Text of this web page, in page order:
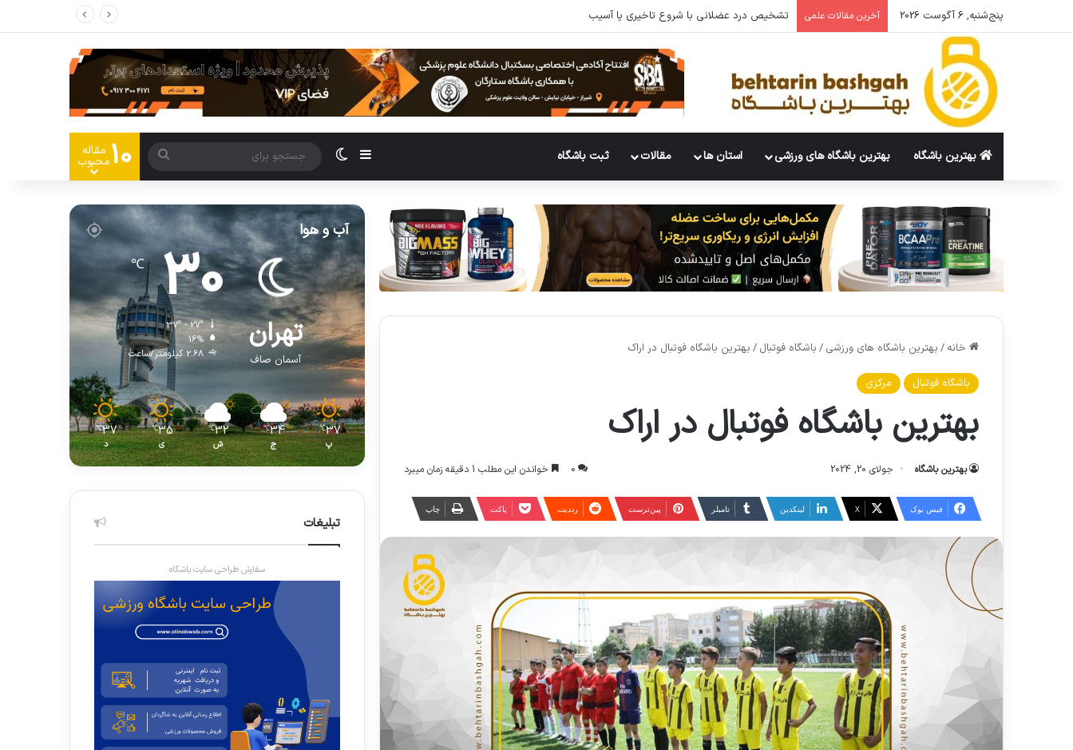
پنج‌شنبه, 6 آگوست 2026 آخرین مقالات علمی چند ست برای عضله سازی باید انجام دهید؟تحقیقات پاسخ میدهند
بهترین باشگاه بهترین باشگاه های ورزشی استان ها مقالات ثبت باشگاه 10 مقاله
محبوب
خانه / بهترین باشگاه های ورزشی / باشگاه فوتبال / بهترین باشگاه فوتبال در اراک
باشگاه فوتبال مرکزی
بهترین باشگاه فوتبال در اراک
بهترین باشگاه جولای 20, 2024 0 خواندن این مطلب 1 دقیقه زمان میبرد
فیس بوک X لینکدین ‫تامبلر ‫پین‌ترست ‫رددیت پاکت چاپ
آب و هوا
تهران
آسمان صاف
30
℃
37º - 27º
16%
2.68 کیلومتر/ساعت
37
℃
پ
34
℃
ج
32
℃
ش
35
℃
ی
37
℃
د
تبلیغات
سفارش طراحی سایت باشگاه